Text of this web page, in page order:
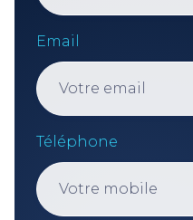
Email
Téléphone